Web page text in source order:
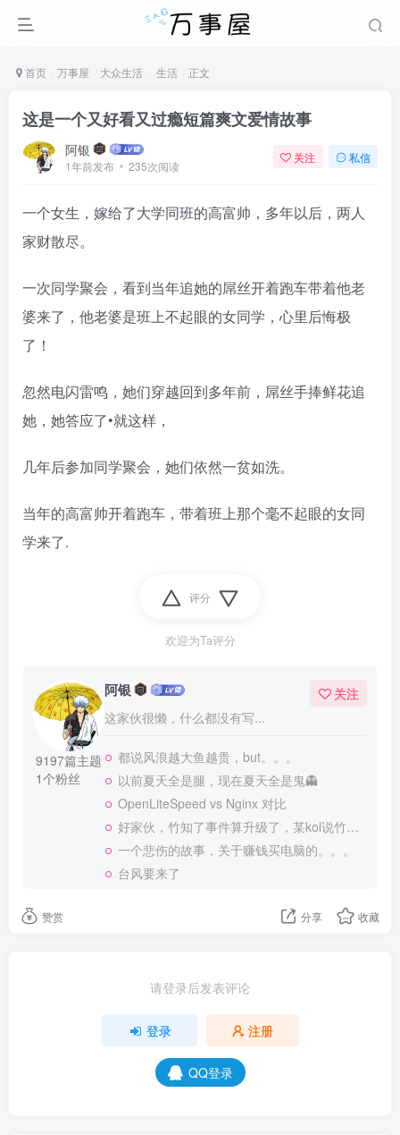
首页 万事屋 大众生活 生活 正文
这是一个又好看又过瘾短篇爽文爱情故事
阿银
1年前发布 235次阅读
关注 私信
一个女生，嫁给了大学同班的高富帅，多年以后，两人
家财散尽。
一次同学聚会，看到当年追她的屌丝开着跑车带着他老
婆来了，他老婆是班上不起眼的女同学，心里后悔极
了！
忽然电闪雷鸣，她们穿越回到多年前，屌丝手捧鲜花追
她，她答应了•就这样，
几年后参加同学聚会，她们依然一贫如洗。
当年的高富帅开着跑车，带着班上那个毫不起眼的女同
学来了.
评分
欢迎为Ta评分
9197篇主题
1个粉丝
阿银
这家伙很懒，什么都没有写...
关注
都说风浪越大鱼越贵，but。。。
以前夏天全是腿，现在夏天全是鬼👻
OpenLiteSpeed vs Nginx 对比
好家伙，竹知了事件算升级了，某kol说竹知了是日本玩具
一个悲伤的故事，关于赚钱买电脑的。。。
台风要来了
赞赏 分享 收藏
请登录后发表评论
登录 注册
QQ登录